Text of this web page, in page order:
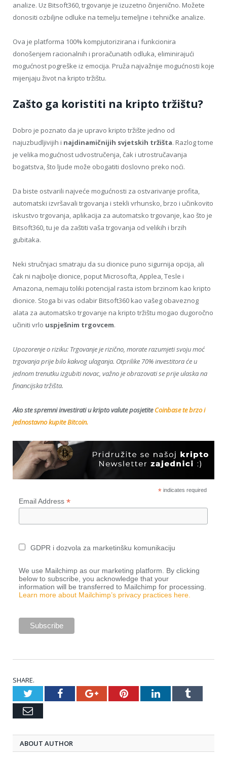
analize. Uz Bitsoft360, trgovanje je izuzetno činjenično. Možete
donositi ozbiljne odluke na temelju temeljne i tehničke analize.
Ova je platforma 100% kompjutorizirana i funkcionira
donošenjem racionalnih i proračunatih odluka, eliminirajući
mogućnost pogreške iz emocija. Pruža najvažnije mogućnosti koje
mijenjaju život na kripto tržištu.
Zašto ga koristiti na kripto tržištu?
Dobro je poznato da je upravo kripto tržište jedno od
najuzbudljivijih i najdinamičnijih svjetskih tržišta. Razlog tome
je velika mogućnost udvostručenja, čak i utrostručavanja
bogatstva, što ljude može obogatiti doslovno preko noći.
Da biste ostvarili najveće mogućnosti za ostvarivanje profita,
automatski izvršavali trgovanja i stekli vrhunsko, brzo i učinkovito
iskustvo trgovanja, aplikacija za automatsko trgovanje, kao što je
Bitsoft360, tu je da zaštiti vaša trgovanja od velikih i brzih
gubitaka.
Neki stručnjaci smatraju da su dionice puno sigurnija opcija, ali
čak ni najbolje dionice, poput Microsofta, Applea, Tesle i
Amazona, nemaju toliki potencijal rasta istom brzinom kao kripto
dionice. Stoga bi vas odabir Bitsoft360 kao vašeg obaveznog
alata za automatsko trgovanje na kripto tržištu mogao dugoročno
učiniti vrlo uspješnim trgovcem.
Upozorenje o riziku: Trgovanje je rizično, morate razumjeti svoju moć
trgovanja prije bilo kakvog ulaganja. Otprilike 70% investitora će u
jednom trenutku izgubiti novac, važno je obrazovati se prije ulaska na
financijska tržišta.
Ako ste spremni investirati u kripto valute posjetiteCoinbase te brzo i
jednostavno kupite Bitcoin.
*indicates required
Email Address *
GDPR i dozvola za marketinšku komunikaciju
We use Mailchimp as our marketing platform. By clicking
below to subscribe, you acknowledge that your
information will be transferred to Mailchimp for processing.
Learn more about Mailchimp’s privacy practices here.
SHARE.
TwitterFacebookGoogle+PinterestLinkedInTumblr
Email
ABOUT AUTHOR